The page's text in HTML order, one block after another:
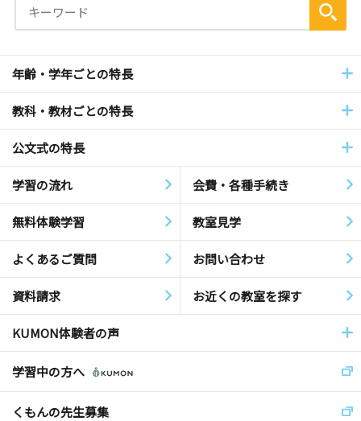
年齢・学年ごとの特長
教科・教材ごとの特長
公文式の特長
学習の流れ 会費・各種手続き
無料体験学習 教室見学
よくあるご質問 お問い合わせ
資料請求 お近くの教室を探す
KUMON体験者の声
学習中の方へ
くもんの先生募集